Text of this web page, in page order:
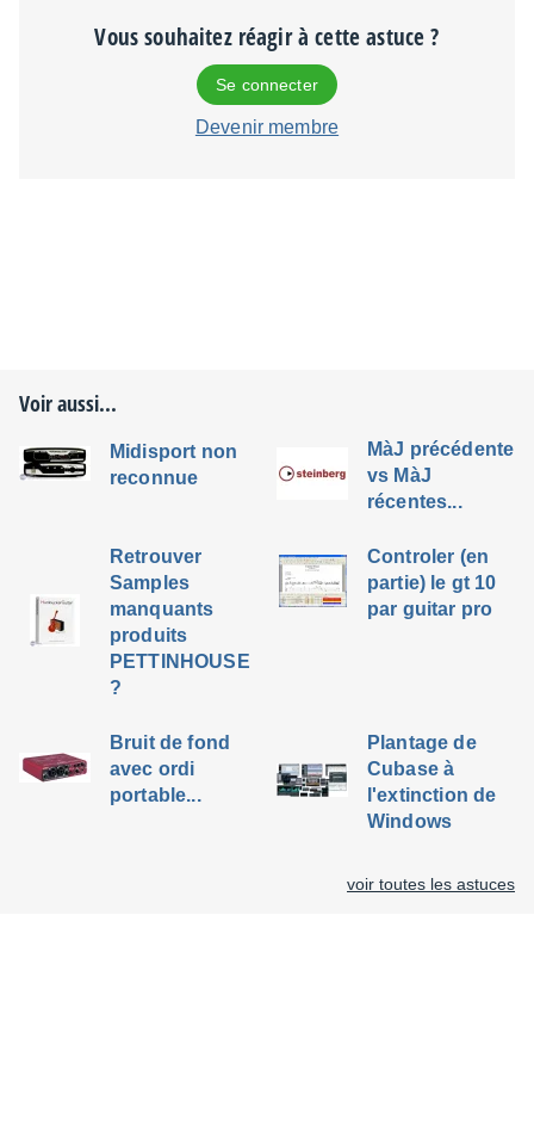
Vous souhaitez réagir à cette astuce ?
Se connecter
Devenir membre
Voir aussi...
Midisport non
reconnue
MàJ précédente
vs MàJ
récentes...
Retrouver
Samples
manquants
produits
PETTINHOUSE
?
Controler (en
partie) le gt 10
par guitar pro
Bruit de fond
avec ordi
portable...
Plantage de
Cubase à
l'extinction de
Windows
voir toutes les astuces